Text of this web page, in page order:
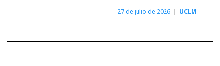
27 de julio de 2026 UCLM